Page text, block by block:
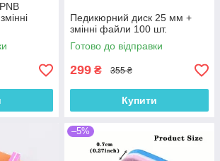
Педикюрний диск 25 мм +
змінні файли 100 шт.
Готово до відправки
299 ₴ 355 ₴
Купити
–5%